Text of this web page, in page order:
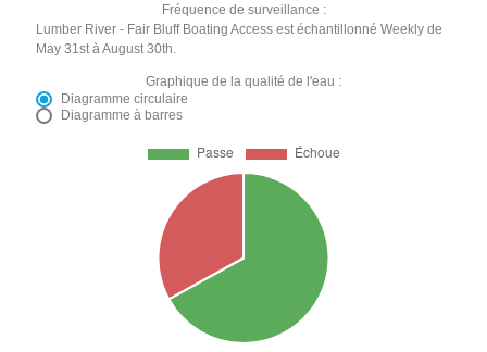
Fréquence de surveillance :
Lumber River - Fair Bluff Boating Access est échantillonné Weekly de
May 31st à August 30th.
Graphique de la qualité de l'eau :
Diagramme circulaire
Diagramme à barres